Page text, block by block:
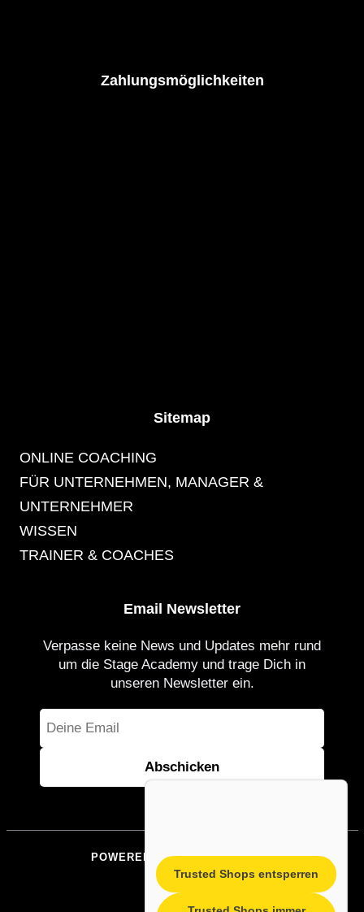
Trusted Shops entsperren
Zahlungsmöglichkeiten
Sitemap
ONLINE COACHING
FÜR UNTERNEHMEN, MANAGER &
UNTERNEHMER
WISSEN
TRAINER & COACHES
Email Newsletter
Verpasse keine News und Updates mehr rund
um die Stage Academy und trage Dich in
unseren Newsletter ein.
POWERED BY STAGEACADEMY
IMPRESSUM